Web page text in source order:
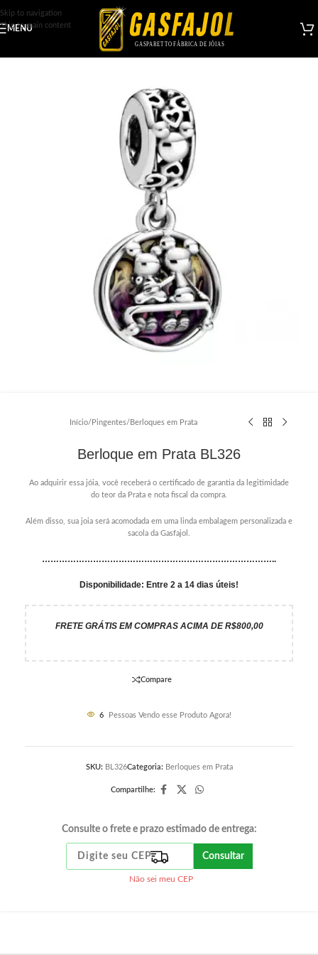
Skip to navigation
Skip to main content
MENU
Início/ Pingentes/ Berloques em Prata
Berloque em Prata BL326
Ao adquirir essa jóia, você receberá o certificado de garantia da legitimidade
do teor da Prata e nota fiscal da compra.
Além disso, sua joia será acomodada em uma linda embalagem personalizada e
sacola da Gasfajol.
………………………………………………………………………..
Disponibilidade: Entre 2 a 14 dias úteis!
FRETE GRÁTIS EM COMPRAS ACIMA DE R$800,00
Compare
6 Pessoas Vendo esse Produto Agora!
SKU: BL326Categoria: Berloques em Prata
Compartilhe:
Consulte o frete e prazo estimado de entrega:
Consultar
Não sei meu CEP